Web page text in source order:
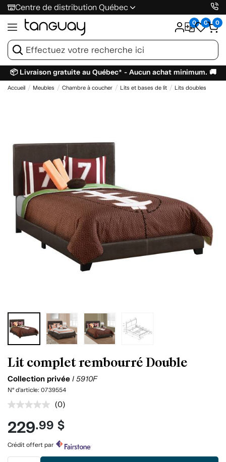
Centre de distribution Québec
0 0 0
📦 Livraison gratuite au Québec* - Aucun achat minimum. 🚚
Accueil Meubles Chambre à coucher Lits et bases de lit Lits doubles
Lit complet rembourré Double
Collection privée I 5910F
N° d'article: 0739554
Aucune
pour
ce
produit.
Lien
vers
(0)
229.99 $
Crédit offert par